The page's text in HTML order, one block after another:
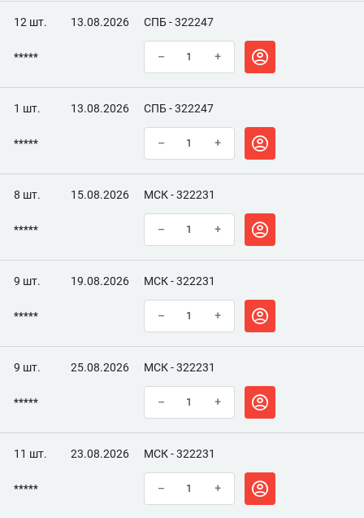
12 шт. 13.08.2026 СПБ - 322247
***** – +
1 шт. 13.08.2026 СПБ - 322247
***** – +
8 шт. 15.08.2026 МСК - 322231
***** – +
9 шт. 19.08.2026 МСК - 322231
***** – +
9 шт. 25.08.2026 МСК - 322231
***** – +
11 шт. 23.08.2026 МСК - 322231
***** – +